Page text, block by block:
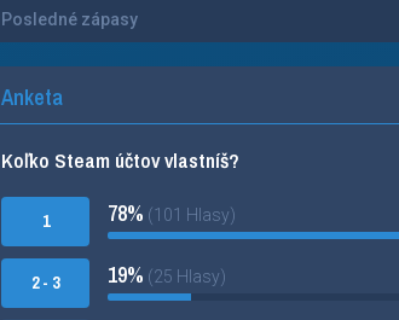
Posledné zápasy
Anketa
Koľko Steam účtov vlastníš?
1
2 - 3
78% (101 Hlasy)
19% (25 Hlasy)